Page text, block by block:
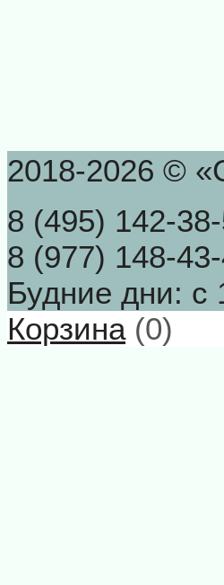
2018-2026 ©
8 (495) 142-
8 (977) 148-
Будние дни: с
Корзина(0)